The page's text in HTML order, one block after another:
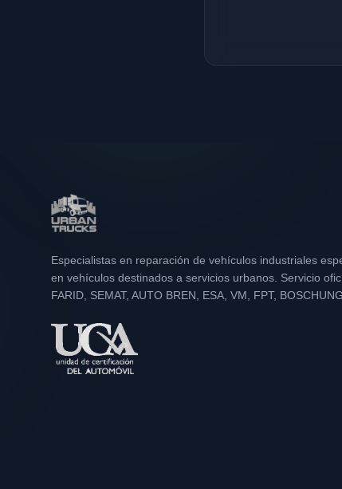
Especialistas en reparación de vehículos industriales
en vehículos destinados a servicios urbanos. Servicio
FARID, SEMAT, AUTO BREN, ESA, VM, FPT,